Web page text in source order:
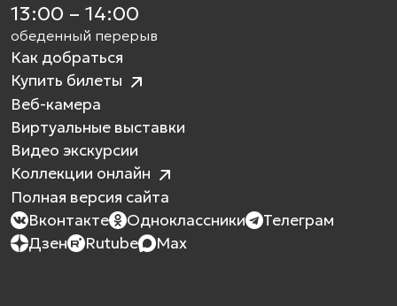
13:00 – 14:00
обеденный перерыв
Как добраться
Купить билеты
Веб-камера
Виртуальные выставки
Видео экскурсии
Коллекции онлайн
Полная версия сайта
Вконтакте
Одноклассники
Телеграм
Дзен
Rutube Max